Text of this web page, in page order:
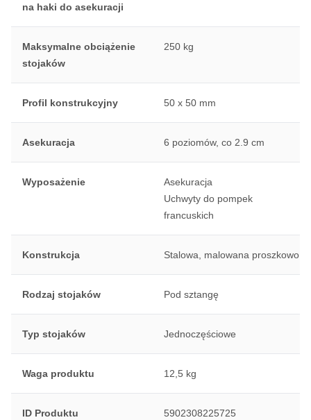
na haki do asekuracji
Maksymalne obciążenie
stojaków
250 kg
Profil konstrukcyjny 50 x 50 mm
Asekuracja 6 poziomów, co 2.9 cm
Wyposażenie
Asekuracja
Uchwyty do pompek
francuskich
Konstrukcja Stalowa, malowana proszkowo
Rodzaj stojaków Pod sztangę
Typ stojaków Jednoczęściowe
Waga produktu 12,5 kg
ID Produktu 5902308225725